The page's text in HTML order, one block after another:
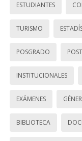
ESTUDIANTES
TURISMO
POSGRADO
INSTITUCIONALES
EXÁMENES
BIBLIOTECA